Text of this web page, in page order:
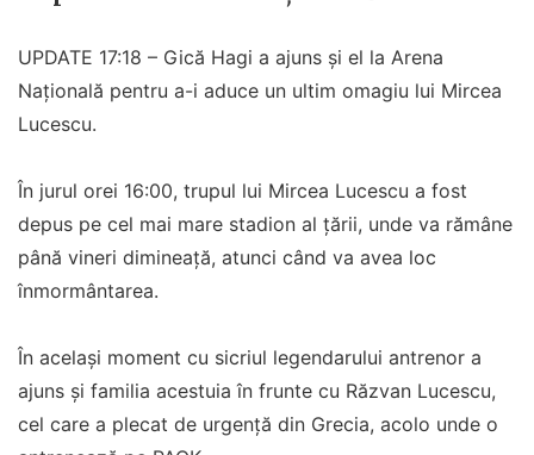
UPDATE 17:18 – Gică Hagi a ajuns și el la Arena
Națională pentru a-i aduce un ultim omagiu lui Mircea
Lucescu.
În jurul orei 16:00, trupul lui Mircea Lucescu a fost
depus pe cel mai mare stadion al țării, unde va rămâne
până vineri dimineață, atunci când va avea loc
înmormântarea.
În același moment cu sicriul legendarului antrenor a
ajuns și familia acestuia în frunte cu Răzvan Lucescu,
cel care a plecat de urgență din Grecia, acolo unde o